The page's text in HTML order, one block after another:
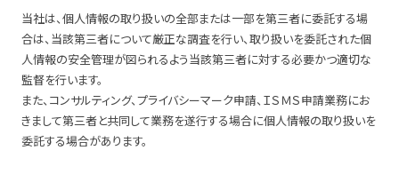
当社は、個人情報の取り扱いの全部または一部を第三者に委託する場
合は、当該第三者について厳正な調査を行い、取り扱いを委託された個
人情報の安全管理が図られるよう当該第三者に対する必要かつ適切な
監督を行います。
また、コンサルティング、プライバシーマーク申請、ＩＳＭＳ申請業務にお
きまして第三者と共同して業務を遂行する場合に個人情報の取り扱いを
委託する場合があります。